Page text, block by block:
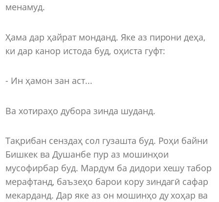
менамуд.
Ҳама дар ҳайрат монданд. Яке аз пирони деҳа,
ки дар канор истода буд, оҳиста гуфт:
- Ин ҳамон зан аст...
Ва хотираҳо дубора зинда шуданд.
Тақрибан сенздаҳ сол гузашта буд. Роҳи байни
Бишкек ва Душанбе пур аз мошинҳои
мусофирбар буд. Мардум ба дидори хешу табор
мерафтанд, баъзеҳо барои кору зиндагӣ сафар
мекарданд. Дар яке аз он мошинҳо ду хоҳар ва